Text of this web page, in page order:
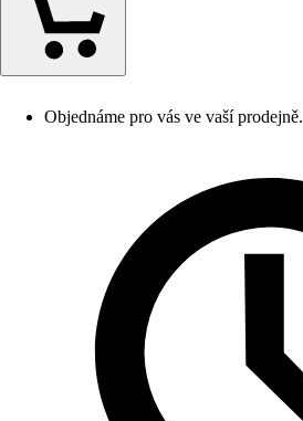
Objednáme pro vás ve vaší prodejně.